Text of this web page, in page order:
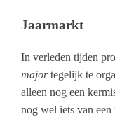
Jaarmarkt
In verleden tijden
majortegelijk te
alleen nog een
nog wel iets van